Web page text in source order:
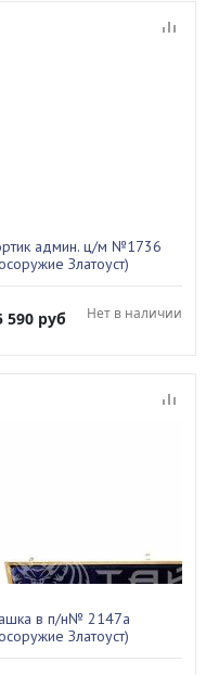
админ. ц/м №1736
Златоуст)
590 руб Нет в наличии
в п/н№ 2147а
Златоуст)